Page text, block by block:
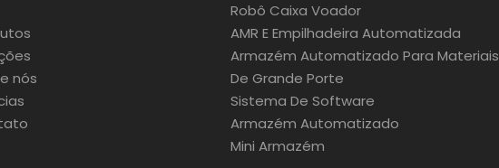
nós
Robô Caixa Voador
AMR E Empilhadeira Automatizada
Armazém Automatizado Para Materiais
De Grande Porte
Sistema De Software
Armazém Automatizado
Mini Armazém